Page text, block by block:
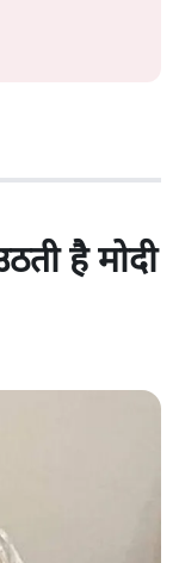
है मोदी